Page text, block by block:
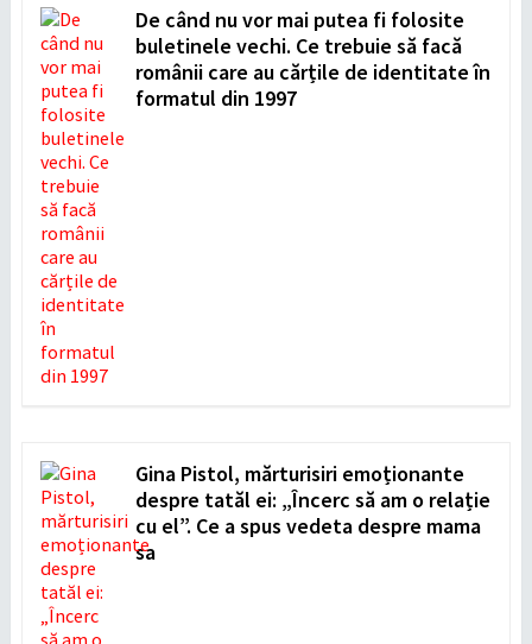
De când nu vor mai putea fi folosite
buletinele vechi. Ce trebuie să facă
românii care au cărțile de identitate în
formatul din 1997
Gina Pistol, mărturisiri emoționante
despre tatăl ei: „Încerc să am o relație
cu el”. Ce a spus vedeta despre mama
sa